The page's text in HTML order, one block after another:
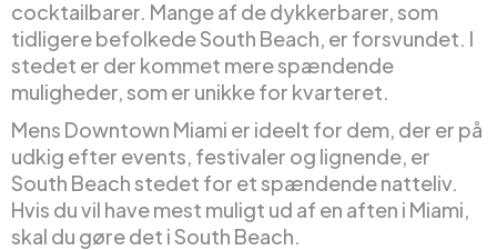
cocktailbarer. Mange af de dykkerbarer, som
tidligere befolkede South Beach, er forsvundet. I
stedet er der kommet mere spændende
muligheder, som er unikke for kvarteret.
Mens Downtown Miami er ideelt for dem, der er på
udkig efter events, festivaler og lignende, er
South Beach stedet for et spændende natteliv.
Hvis du vil have mest muligt ud af en aften i Miami,
skal du gøre det i South Beach.